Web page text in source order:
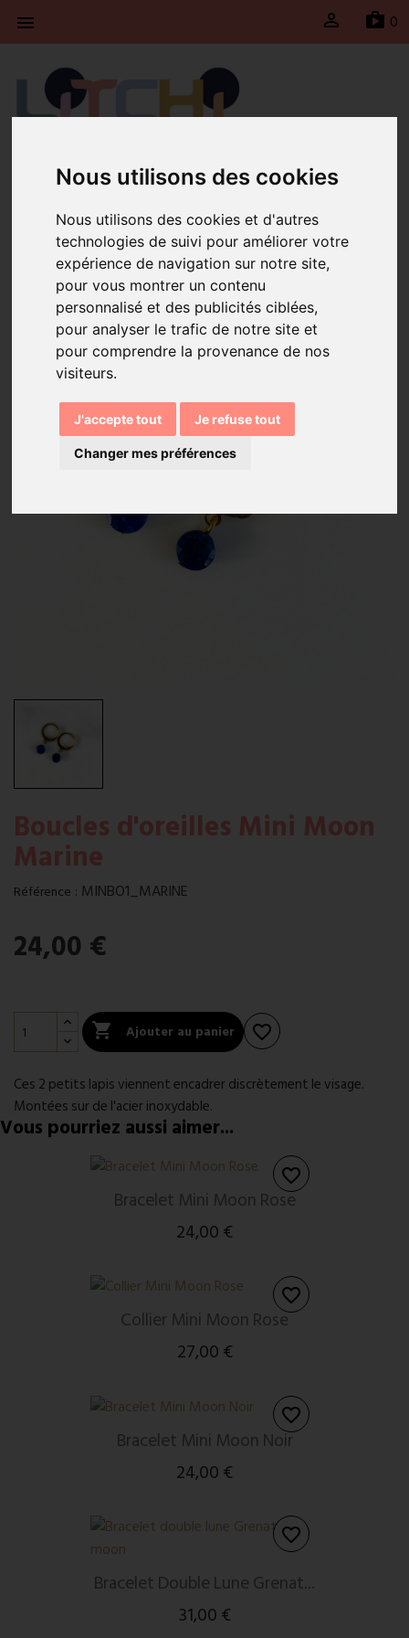
Nous utilisons des cookies
Nous utilisons des cookies et d'autres
technologies de suivi pour améliorer votre
expérience de navigation sur notre site,
pour vous montrer un contenu
personnalisé et des publicités ciblées,
pour analyser le trafic de notre site et
pour comprendre la provenance de nos
visiteurs.
J'accepte tout Je refuse tout
Changer mes préférences
 0

Litchi fait une pause du 30 juillet jusqu’au 23 août
2026 inclus. Les expéditions seront suspendues
durant cette période et reprendront le lundi 24
août 2026.
Accueil
Boucles d'oreilles Mini Moon Marine
Boucles d'oreilles Mini Moon
Marine
Référence : MINBO1_MARINE
24,00 €
 Ajouter au panier favorite_border
Ces 2 petits lapis viennent encadrer discrètement le visage.
Montées sur de l'acier inoxydable.
Vous pourriez aussi aimer...
Bracelet Mini Moon Rose
24,00 €
favorite_border
Collier Mini Moon Rose
27,00 €
favorite_border
Bracelet Mini Moon Noir
24,00 €
favorite_border
Bracelet Double Lune Grenat...
31,00 €
favorite_border